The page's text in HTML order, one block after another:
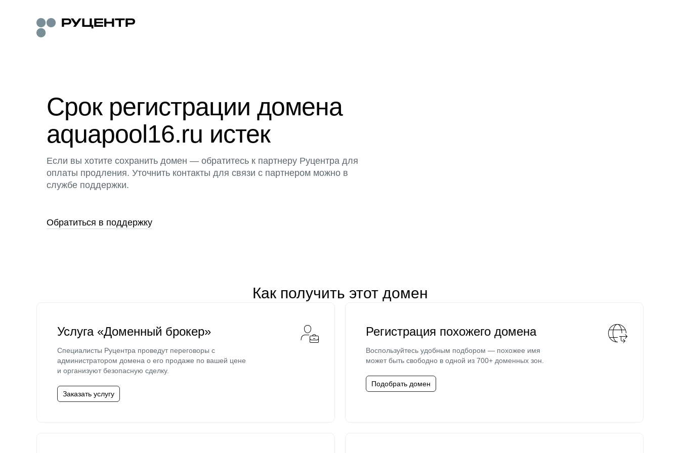
Срок регистрации домена
aquapool16.ru истек
Если вы хотите сохранить домен — обратитесь к партнеру Руцентра для
оплаты продления. Уточнить контакты для связи с партнером можно в
службе поддержки.
Обратиться в поддержку
Как получить этот домен
Услуга «Доменный брокер»
Специалисты Руцентра проведут переговоры с
администратором домена о его продаже по вашей цене
и организуют безопасную сделку.
Заказать услугу
Регистрация похожего домена
Воспользуйтесь удобным подбором — похожее имя
может быть свободно в одной из 700+ доменных зон.
Подобрать домен